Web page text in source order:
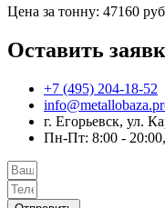
Цена за тонну: 47160
Оставить
+7 (495) 204-18-52
г. Егорьевск, ул.
Пн-Пт: 8:00 -